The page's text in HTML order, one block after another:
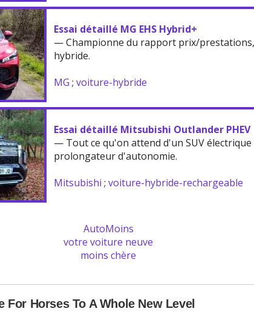
Essai détaillé MG EHS Hybrid+
— Championne du rapport prix/
hybride.
MG ;voiture-hybride
Essai détaillé Mitsubishi Outlander PHEV
— Tout ce qu'on attend d'un SUV électrique
prolongateur d'autonomie.
Mitsubishi ;voiture-hybride-rechargeable
AutoMoins
votre voiture neuve
moins chère